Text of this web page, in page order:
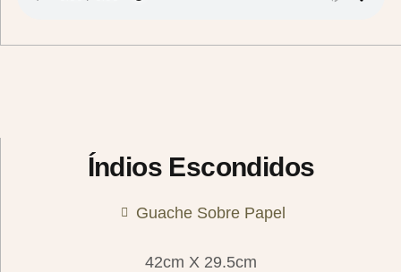
Índios Escondidos
Guache Sobre Papel
42cm X 29.5cm